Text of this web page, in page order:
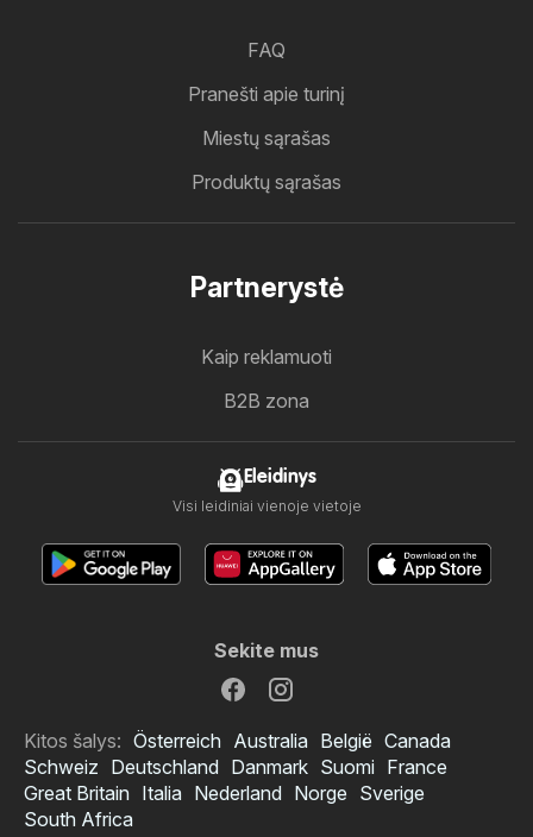
FAQ
Pranešti apie turinį
Miestų sąrašas
Produktų sąrašas
Partnerystė
Kaip reklamuoti
B2B zona
Eleidinys
Visi leidiniai vienoje vietoje
Sekite mus
Kitos šalys: Österreich Australia België Canada
Schweiz Deutschland Danmark Suomi France
Great Britain Italia Nederland Norge Sverige
South Africa